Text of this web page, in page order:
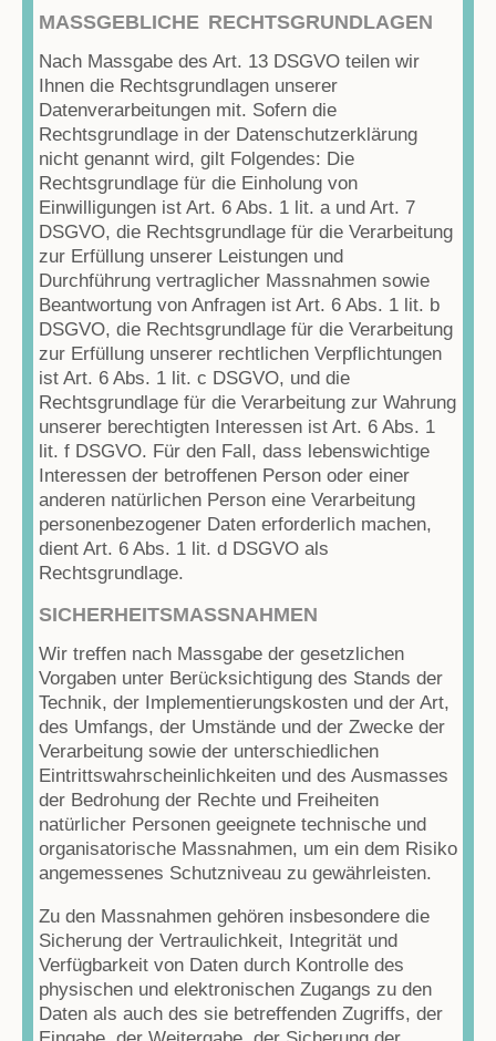
MASSGEBLICHE RECHTSGRUNDLAGEN
Nach Massgabe des Art. 13 DSGVO teilen wir
Ihnen die Rechtsgrundlagen unserer
Datenverarbeitungen mit. Sofern die
Rechtsgrundlage in der Datenschutzerklärung
nicht genannt wird, gilt Folgendes: Die
Rechtsgrundlage für die Einholung von
Einwilligungen ist Art. 6 Abs. 1 lit. a und Art. 7
DSGVO, die Rechtsgrundlage für die Verarbeitung
zur Erfüllung unserer Leistungen und
Durchführung vertraglicher Massnahmen sowie
Beantwortung von Anfragen ist Art. 6 Abs. 1 lit. b
DSGVO, die Rechtsgrundlage für die Verarbeitung
zur Erfüllung unserer rechtlichen Verpflichtungen
ist Art. 6 Abs. 1 lit. c DSGVO, und die
Rechtsgrundlage für die Verarbeitung zur Wahrung
unserer berechtigten Interessen ist Art. 6 Abs. 1
lit. f DSGVO. Für den Fall, dass lebenswichtige
Interessen der betroffenen Person oder einer
anderen natürlichen Person eine Verarbeitung
personenbezogener Daten erforderlich machen,
dient Art. 6 Abs. 1 lit. d DSGVO als
Rechtsgrundlage.
SICHERHEITSMASSNAHMEN
Wir treffen nach Massgabe der gesetzlichen
Vorgaben unter Berücksichtigung des Stands der
Technik, der Implementierungskosten und der Art,
des Umfangs, der Umstände und der Zwecke der
Verarbeitung sowie der unterschiedlichen
Eintrittswahrscheinlichkeiten und des Ausmasses
der Bedrohung der Rechte und Freiheiten
natürlicher Personen geeignete technische und
organisatorische Massnahmen, um ein dem Risiko
angemessenes Schutzniveau zu gewährleisten.
Zu den Massnahmen gehören insbesondere die
Sicherung der Vertraulichkeit, Integrität und
Verfügbarkeit von Daten durch Kontrolle des
physischen und elektronischen Zugangs zu den
Daten als auch des sie betreffenden Zugriffs, der